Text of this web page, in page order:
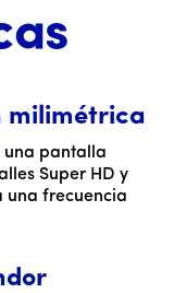
milimétrica
una pantalla
Super HD y
una frecuencia